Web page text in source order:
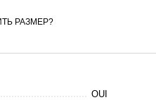
РАЗМЕР?
OUI